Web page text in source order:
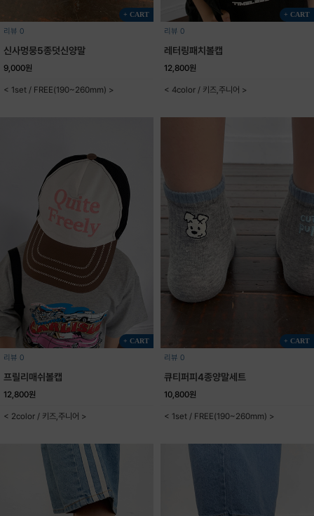
+ CART
리뷰 0
신사멍뭉5종덧신양말
9,000원
< 1set / FREE(190~260mm) >
+ CART
리뷰 0
레터링패치볼캡
12,800원
< 4color / 키즈,주니어 >
+ CART
리뷰 0
프릴리매쉬볼캡
12,800원
< 2color / 키즈,주니어 >
+ CART
리뷰 0
큐티퍼피4종양말세트
10,800원
< 1set / FREE(190~260mm) >